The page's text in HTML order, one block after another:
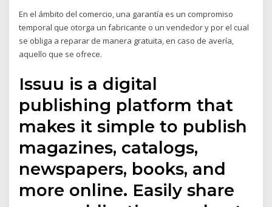
En el ámbito del comercio, una garantía es un compromiso
temporal que otorga un fabricante o un vendedor y por el cual
se obliga a reparar de manera gratuita, en caso de avería,
aquello que se ofrece.
Issuu is a digital
publishing platform that
makes it simple to publish
magazines, catalogs,
newspapers, books, and
more online. Easily share